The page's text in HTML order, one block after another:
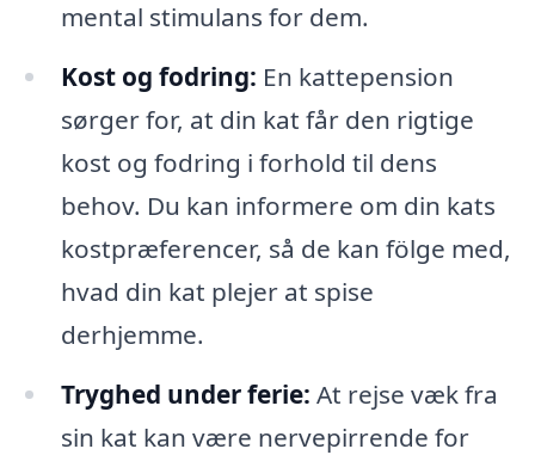
mental stimulans for dem.
Kost og fodring: En kattepension
sørger for, at din kat får den rigtige
kost og fodring i forhold til dens
behov. Du kan informere om din kats
kostpræferencer, så de kan fölge med,
hvad din kat plejer at spise
derhjemme.
Tryghed under ferie: At rejse væk fra
sin kat kan være nervepirrende for